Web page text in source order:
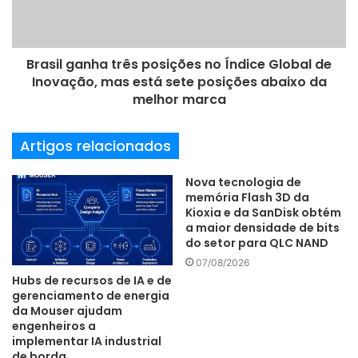
segurança de suas fronteiras”, afirma. (foto/divulgação)
estação
fronteiras inaugurou
Parceria Proteção Segurança
trajetória
Brasil ganha três posições no Índice Global de
Inovação, mas está sete posições abaixo da
melhor marca
Artigos relacionados
Hubs de recursos de IA e de
gerenciamento de energia
da Mouser ajudam
engenheiros a
implementar IA industrial
Nova tecnologia de
memória Flash 3D da
Kioxia e da SanDisk obtém
a maior densidade de bits
do setor para QLC NAND
07/08/2026